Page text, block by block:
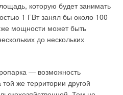
которую будет занимать
1 ГВт занял бы около 100
мощности может быть
до нескольких
— возможность
же территории другой